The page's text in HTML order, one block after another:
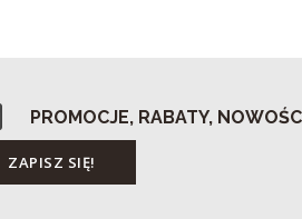
PROMOCJE, RABATY,